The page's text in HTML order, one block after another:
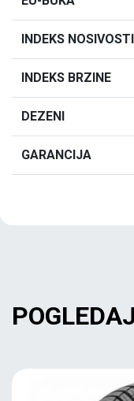
INDEKS NOSIVOSTI
INDEKS BRZINE
DEZENI
GARANCIJA